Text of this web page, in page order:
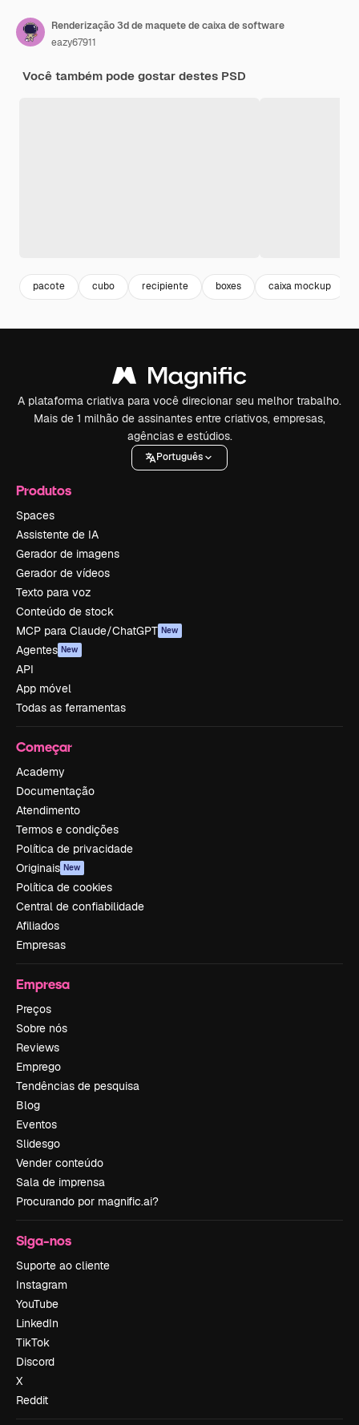
Renderização 3d de maquete de caixa de software
eazy67911
Você também pode gostar destes PSD
pacote cubo recipiente boxes caixa mockup
A plataforma criativa para você direcionar seu melhor trabalho.
Mais de 1 milhão de assinantes entre criativos, empresas,
agências e estúdios.
Português
Produtos
Spaces
Assistente de IA
Gerador de imagens
Gerador de vídeos
Texto para voz
Conteúdo de stock
MCP para Claude/ChatGPT New
Agentes New
API
App móvel
Todas as ferramentas
Começar
Academy
Documentação
Atendimento
Termos e condições
Política de privacidade
Originais New
Política de cookies
Central de confiabilidade
Afiliados
Empresas
Empresa
Preços
Sobre nós
Reviews
Emprego
Tendências de pesquisa
Blog
Eventos
Slidesgo
Vender conteúdo
Sala de imprensa
Procurando por magnific.ai?
Siga-nos
Suporte ao cliente
Instagram
YouTube
LinkedIn
TikTok
Discord
X
Reddit